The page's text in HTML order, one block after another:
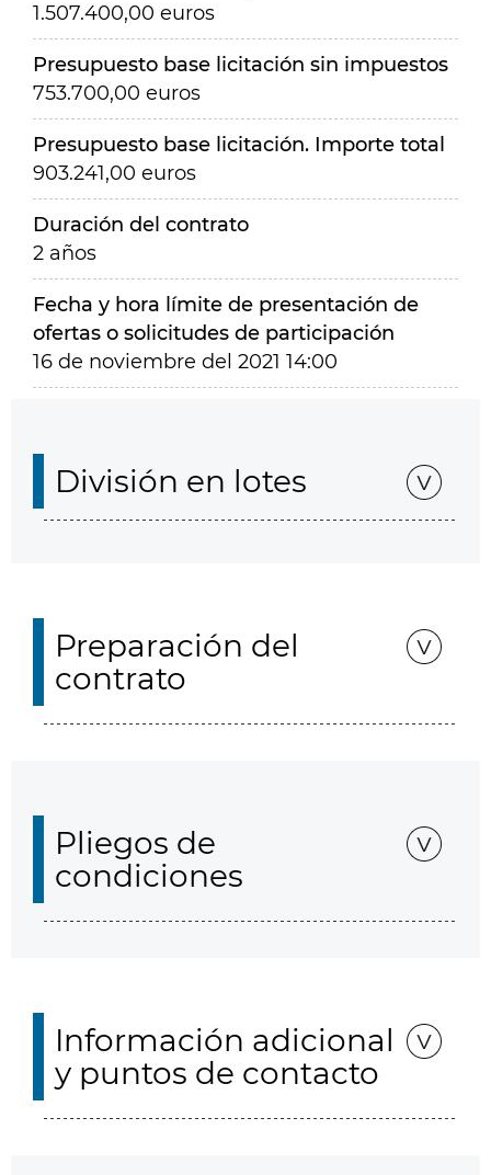
1.507.400,00 euros
Presupuesto base licitación sin impuestos
753.700,00 euros
Presupuesto base licitación. Importe total
903.241,00 euros
Duración del contrato
2 años
Fecha y hora límite de presentación de
ofertas o solicitudes de participación
16 de noviembre del 2021 14:00
División en lotes
Preparación del
contrato
Pliegos de
condiciones
Información adicional
y puntos de contacto